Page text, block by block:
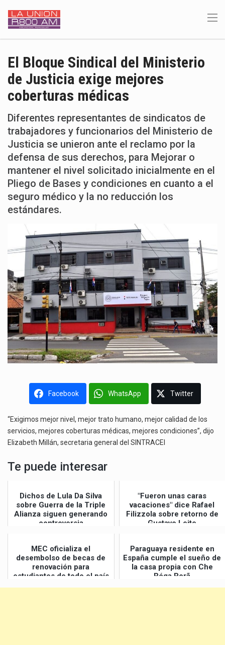
El Bloque Sindical del Ministerio
de Justicia exige mejores
coberturas médicas
Diferentes representantes de sindicatos de
trabajadores y funcionarios del Ministerio de
Justicia se unieron ante el reclamo por la
defensa de sus derechos, para Mejorar o
mantener el nivel solicitado inicialmente en el
Pliego de Bases y condiciones en cuanto a el
seguro médico y la no reducción los
estándares.
Facebook WhatsApp Twitter
“Exigimos mejor nivel, mejor trato humano, mejor calidad de los
servicios, mejores coberturas médicas, mejores condiciones”, dijo
Elizabeth Millán, secretaria general del SINTRACEI
Te puede interesar
Dichos de Lula Da Silva
sobre Guerra de la Triple
Alianza siguen generando
controversia
"Fueron unas caras
vacaciones" dice Rafael
Filizzola sobre retorno de
Gustavo Leite
MEC oficializa el
desembolso de becas de
renovación para
estudiantes de todo el país
Paraguaya residente en
España cumple el sueño de
la casa propia con Che
Róga Porã